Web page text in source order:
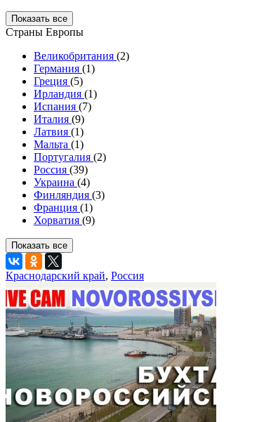
Показать все
Страны Европы
Великобритания (2)
Германия (1)
Греция (5)
Ирландия (1)
Испания (7)
Италия (9)
Латвия (1)
Мальта (1)
Португалия (2)
Россия (39)
Украина (4)
Финляндия (3)
Франция (1)
Хорватия (9)
Показать все
Краснодарский край, Россия